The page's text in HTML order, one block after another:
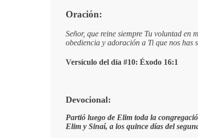
Oración:
Señor, que reine siempre Tu voluntad en
obediencia y adoración a Ti que nos has
Versículo del día #10: Éxodo 16:1
Devocional:
Partió luego de Elim toda la
Elim y Sinaí, a los quince días del